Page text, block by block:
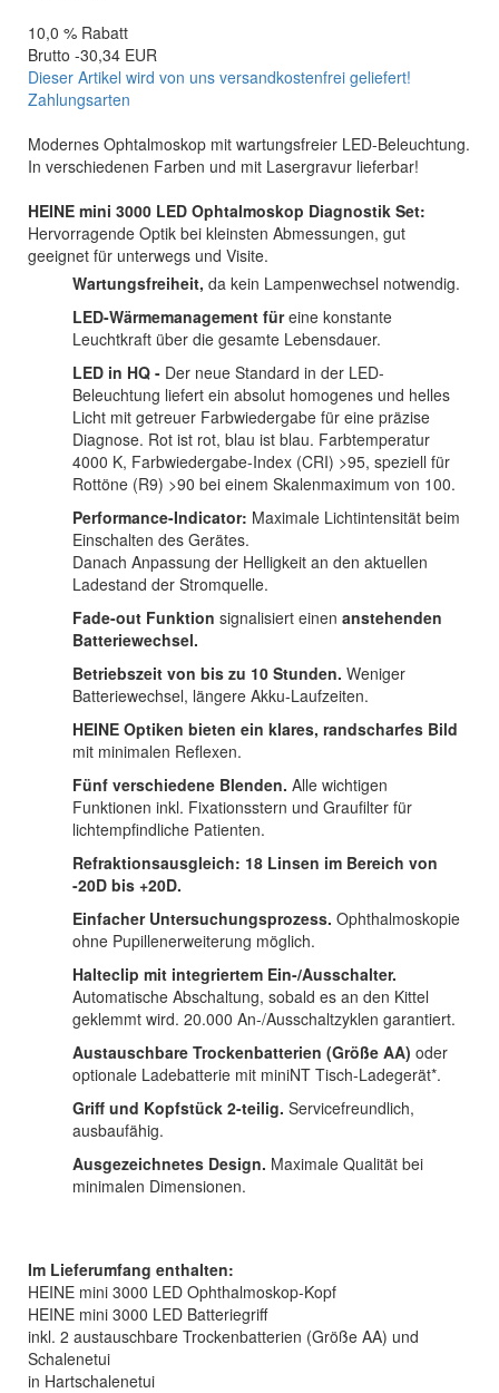
10,0 % Rabatt
Brutto -30,34 EUR
Dieser Artikel wird von uns versandkostenfrei geliefert!
Zahlungsarten
Modernes Ophtalmoskop mit wartungsfreier LED-Beleuchtung.
In verschiedenen Farben und mit Lasergravur lieferbar!
HEINE mini 3000 LED Ophtalmoskop Diagnostik Set:
Hervorragende Optik bei kleinsten Abmessungen, gut
geeignet für unterwegs und Visite.
Wartungsfreiheit, da kein Lampenwechsel notwendig.
LED-Wärmemanagement füreine konstante
Leuchtkraft über die gesamte Lebensdauer.
LED in HQ - Der neue Standard in der LED-
Beleuchtung liefert ein absolut homogenes und helles
Licht mit getreuer Farbwiedergabe für eine präzise
Diagnose. Rot ist rot, blau ist blau. Farbtemperatur
4000 K, Farbwiedergabe-Index (CRI) >95, speziell für
Rottöne (R9) >90 bei einem Skalenmaximum von 100.
Performance-Indicator: Maximale Lichtintensität beim
Einschalten des Gerätes.
Danach Anpassung der Helligkeit an den aktuellen
Ladestand der Stromquelle.
Fade-out Funktion signalisiert einen anstehenden
Batteriewechsel.
Betriebszeit von bis zu 10 Stunden. Weniger
Batteriewechsel, längere Akku-Laufzeiten.
HEINE Optiken bieten ein klares, randscharfes Bild
mit minimalen Reflexen.
Fünf verschiedene Blenden. Alle wichtigen
Funktionen inkl. Fixationsstern und Graufilter für
lichtempfindliche Patienten.
Refraktionsausgleich: 18 Linsen im Bereich von
-20D bis +20D.
Einfacher Untersuchungsprozess. Ophthalmoskopie
ohne Pupillenerweiterung möglich.
Halteclip mit integriertem Ein-/Ausschalter.
Automatische Abschaltung, sobald es an den Kittel
geklemmt wird. 20.000 An-/Ausschaltzyklen garantiert.
Austauschbare Trockenbatterien (Größe AA) oder
optionale Ladebatterie mit miniNT Tisch-Ladegerät*.
Griff und Kopfstück 2-teilig. Servicefreundlich,
ausbaufähig.
Ausgezeichnetes Design. Maximale Qualität bei
minimalen Dimensionen.
Im Lieferumfang enthalten:
HEINE mini 3000 LED Ophthalmoskop-Kopf
HEINE mini 3000 LED Batteriegriff
inkl. 2 austauschbare Trockenbatterien (Größe AA) und
Schalenetui
in Hartschalenetui